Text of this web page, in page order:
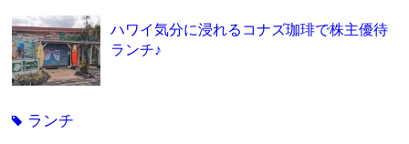
ハワイ気分に浸れるコナズ珈琲で株主優待
ランチ♪
tag ランチ